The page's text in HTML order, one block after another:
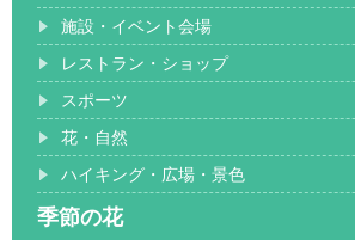
施設・イベント会場
レストラン・ショップ
スポーツ
花・自然
ハイキング・広場・景色
季節の花